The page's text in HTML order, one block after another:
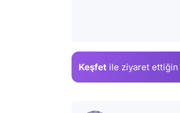
Keşfet ile ziyaret ettiğin